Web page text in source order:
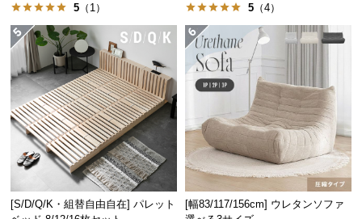
て
客
様
サ
5 （1）
5 （4）
[S/D/Q/K・組替自由自在] パレット
[幅83/117/156cm] ウレタンソファ